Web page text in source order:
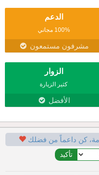
الدعم
100% مجاني
مشرفون مستمعون
الزوار
كثير الزيارة
الأفضل
كن داعماً من فضلك